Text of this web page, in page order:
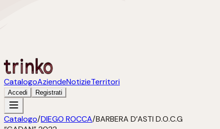
CatalogoAziendeNotizieTerritori
Accedi Registrati
Catalogo/DIEGO ROCCA/BARBERA D’ASTI D.O.C.G